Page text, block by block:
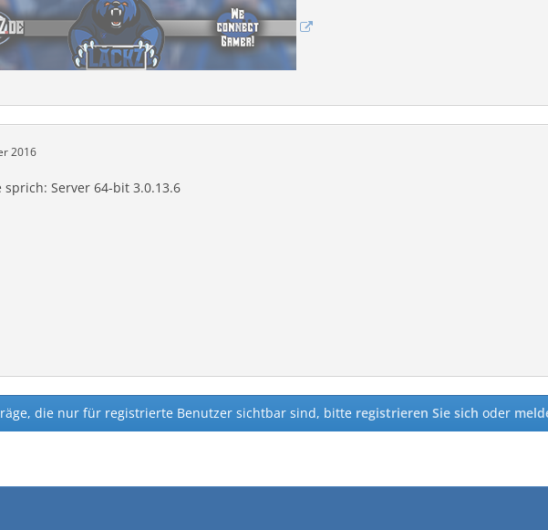
2016
sprich: Server 64-bit 3.0.13.6
die nur für registrierte Benutzer sichtbar sind, bitte registrieren Sie sich oder